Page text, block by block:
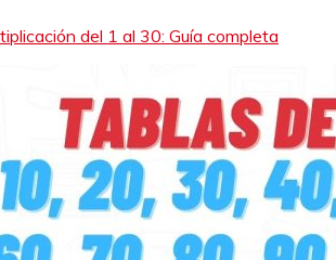
del 1 al 30: Guía completa